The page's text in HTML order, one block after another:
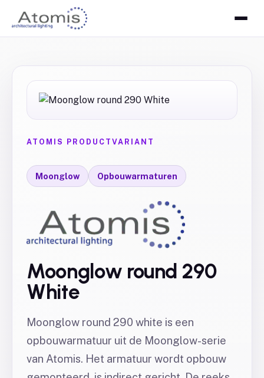
ATOMIS PRODUCTVARIANT
Moonglow Opbouwarmaturen
Moonglow round 290
White
Moonglow round 290 white is een
opbouwarmatuur uit de Moonglow-serie
van Atomis. Het armatuur wordt opbouw